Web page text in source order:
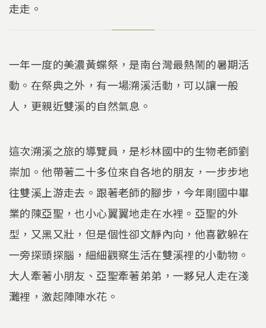
走走。
一年一度的美濃黃蝶祭，是南台灣最熱鬧的暑期活
動。在祭典之外，有一場溯溪活動，可以讓一般
人，更親近雙溪的自然氣息。
這次溯溪之旅的導覽員，是杉林國中的生物老師劉
崇加。他帶著二十多位來自各地的朋友，一步步地
往雙溪上游走去。跟著老師的腳步，今年剛國中畢
業的陳亞聖，也小心翼翼地走在水裡。亞聖的外
型，又黑又壯，但是個性卻文靜內向，他喜歡躲在
一旁探頭探腦，細細觀察生活在雙溪裡的小動物。
大人牽著小朋友、亞聖牽著弟弟，一夥兒人走在淺
灘裡，激起陣陣水花。